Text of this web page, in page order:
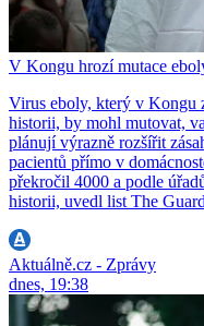
V Kongu hrozí mutace
Virus eboly, který v Kongu
historii, by mohl mutovat,
plánují výrazně rozšířit
pacientů přímo v
překročil 4000 a podle
historii, uvedl list The
Aktuálně.cz - Zprávy
dnes, 19:38